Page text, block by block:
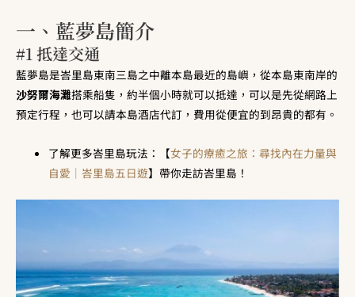
一、藍夢島簡介
#1 抵達交通
藍夢島是峇里島東南三島之中離本島最近的島嶼，從本島東南岸的
沙努爾海灘搭乘船隻，約半個小時就可以抵達，可以是先從網路上
預定行程，也可以請本島酒店代訂，費用從便宜的到昂貴的都有。
了解更多峇里島玩法：【女子的療癒之旅：尋找內在力量與
自愛｜峇里島五日遊】帶你走訪峇里島！